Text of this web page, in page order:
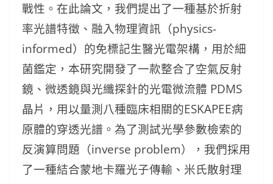
戰性。在此論文，我們提出了一種基於折射
率光譜特徵、融入物理資訊（physics-
informed）的免標記生醫光電架構，用於細
菌鑑定，本研究開發了一款整合了空氣反射
鏡、微透鏡與光纖探針的光電微流體 PDMS
晶片，用以量測八種臨床相關的ESKAPEE病
原體的穿透光譜。為了測試光學參數檢索的
反演算問題（inverse problem），我們採用
了一種結合蒙地卡羅光子傳輸、米氏散射理